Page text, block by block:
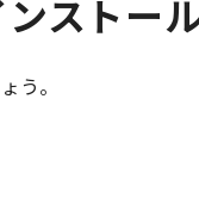
ストー
う。